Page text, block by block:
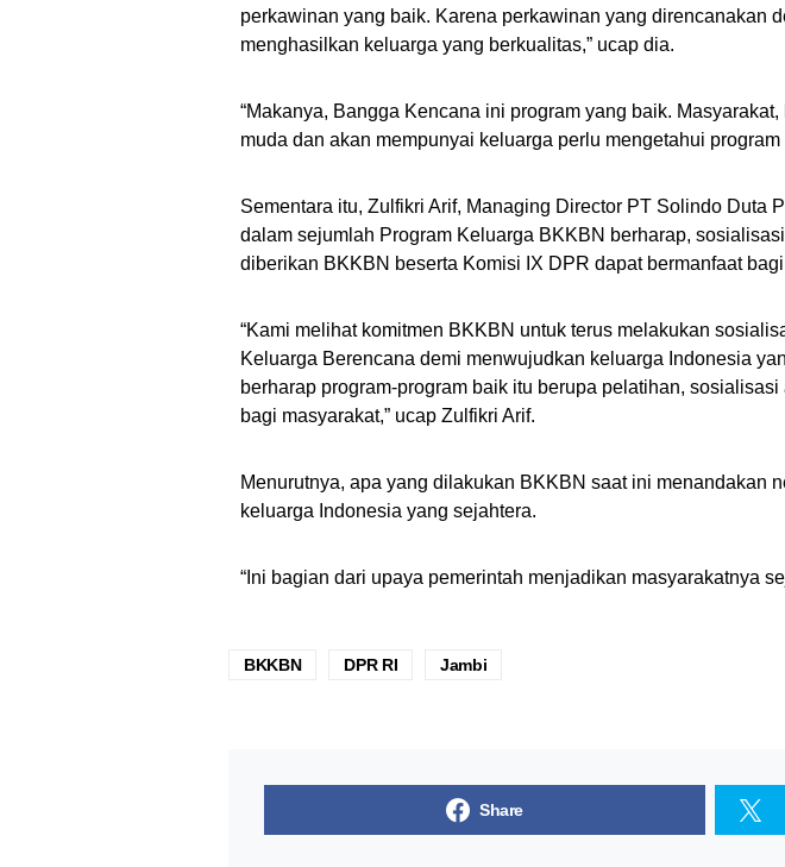
perkawinan yang baik. Karena perkawinan yang direncanakan
menghasilkan keluarga yang berkualitas,” ucap dia.
“Makanya, Bangga Kencana ini program yang baik.
muda dan akan mempunyai keluarga perlu mengetahui
Sementara itu, Zulfikri Arif, Managing Director PT Solindo Duta
dalam sejumlah Program Keluarga BKKBN berharap,
diberikan BKKBN beserta Komisi IX DPR dapat bermanfaat
“Kami melihat komitmen BKKBN untuk terus melakukan
Keluarga Berencana demi menwujudkan keluarga Indonesia
berharap program-program baik itu berupa pelatihan,
bagi masyarakat,” ucap Zulfikri Arif.
Menurutnya, apa yang dilakukan BKKBN saat ini menandakan
keluarga Indonesia yang sejahtera.
“Ini bagian dari upaya pemerintah menjadikan masyarakatnya
BKKBN DPR RI Jambi
Share